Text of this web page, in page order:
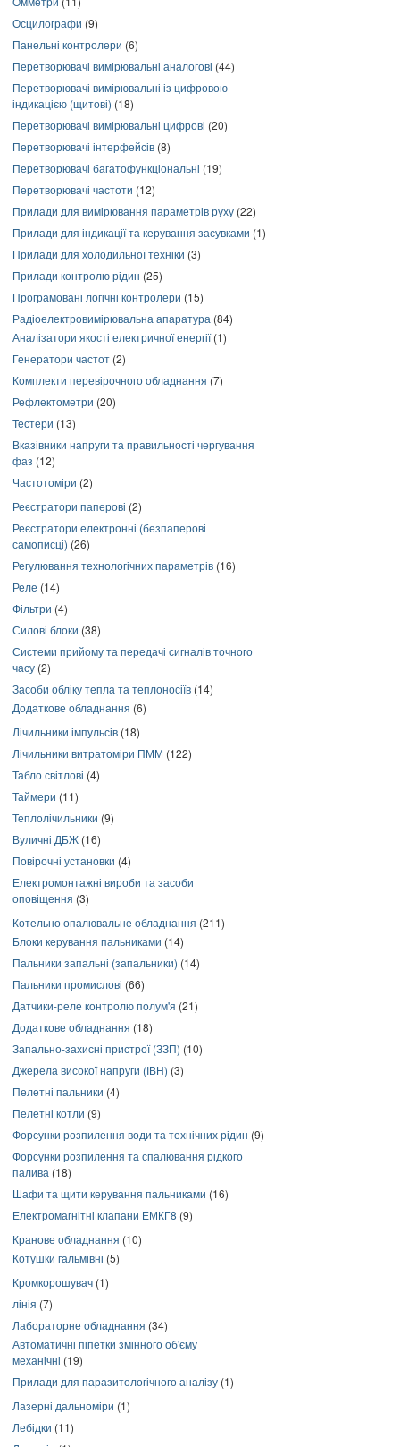
Осцилографи (9)
Панельні контролери (6)
Перетворювачі вимірювальні аналогові (44)
Перетворювачі вимірювальні із цифровою
індикацією (щитові) (18)
Перетворювачі вимірювальні цифрові (20)
Перетворювачі інтерфейсів (8)
Перетворювачі багатофункціональні (19)
Перетворювачі частоти (12)
Прилади для вимірювання параметрів руху (22)
Прилади для індикації та керування засувками (1)
Прилади для холодильної техніки (3)
Прилади контролю рідин (25)
Програмовані логічні контролери (15)
Радіоелектровимірювальна апаратура (84)
Аналізатори якості електричної енергії(1)
Генератори частот (2)
Комплекти перевірочного обладнання (7)
Рефлектометри (20)
Тестери (13)
Вказівники напруги та правильності чергування
фаз (12)
Частотоміри (2)
Реєстратори паперові (2)
Реєстратори електронні (безпаперові
самописці) (26)
Регулювання технологічних параметрів (16)
Реле (14)
Фільтри (4)
Силові блоки (38)
Системи прийому та передачі сигналів точного
часу (2)
Засоби обліку тепла та теплоносіїв (14)
Додаткове обладнання (6)
Лічильники імпульсів (18)
Лічильники витратоміри ПММ (122)
Табло світлові (4)
Таймери (11)
Теплолічильники (9)
Вуличні ДБЖ (16)
Повірочні установки (4)
Електромонтажні вироби та засоби
оповіщення (3)
Котельно опалювальне обладнання (211)
Блоки керування пальниками (14)
Пальники запальні (запальники) (14)
Пальники промислові (66)
Датчики-реле контролю полум'я (21)
Додаткове обладнання (18)
Запально-захисні пристрої (ЗЗП) (10)
Джерела високої напруги (ІВН) (3)
Пелетні пальники (4)
Пелетні котли (9)
Форсунки розпилення води та технічних рідин (9)
Форсунки розпилення та спалювання рідкого
палива (18)
Шафи та щити керування пальниками (16)
Електромагнітні клапани ЕМКГ8 (9)
Кранове обладнання (10)
Котушки гальмівні (5)
Кромкорошувач (1)
лінія (7)
Лабораторне обладнання (34)
Автоматичні піпетки змінного об'єму
механічні (19)
Прилади для паразитологічного аналізу (1)
Лазерні дальноміри (1)
Лебідки (11)